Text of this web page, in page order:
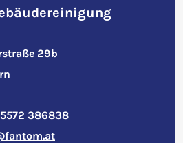
29b
386838